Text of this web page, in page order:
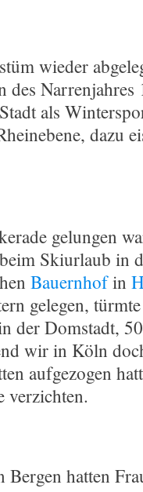
wieder
des Narrenjahres
als
dazu
gelungen
Skiurlaub in
Bauernhofin
gelegen,
der Domstadt,
wir in Köln
aufgezogen
verzichten.
Bergen hatten